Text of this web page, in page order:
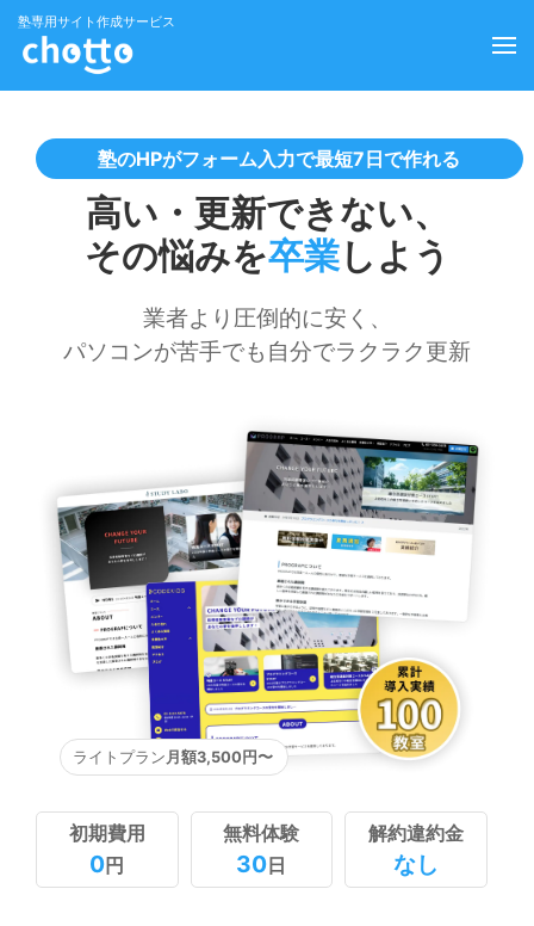
塾専用サイト作成サービス
塾のHPがフォーム入力で最短7日で作れる
高い・更新できない、
その悩みを卒業しよう
業者より圧倒的に安く、
パソコンが苦手でも自分でラクラク更新
ライトプラン 月額3,500円〜
初期費用
0円
無料体験
30 日
解約違約金
なし